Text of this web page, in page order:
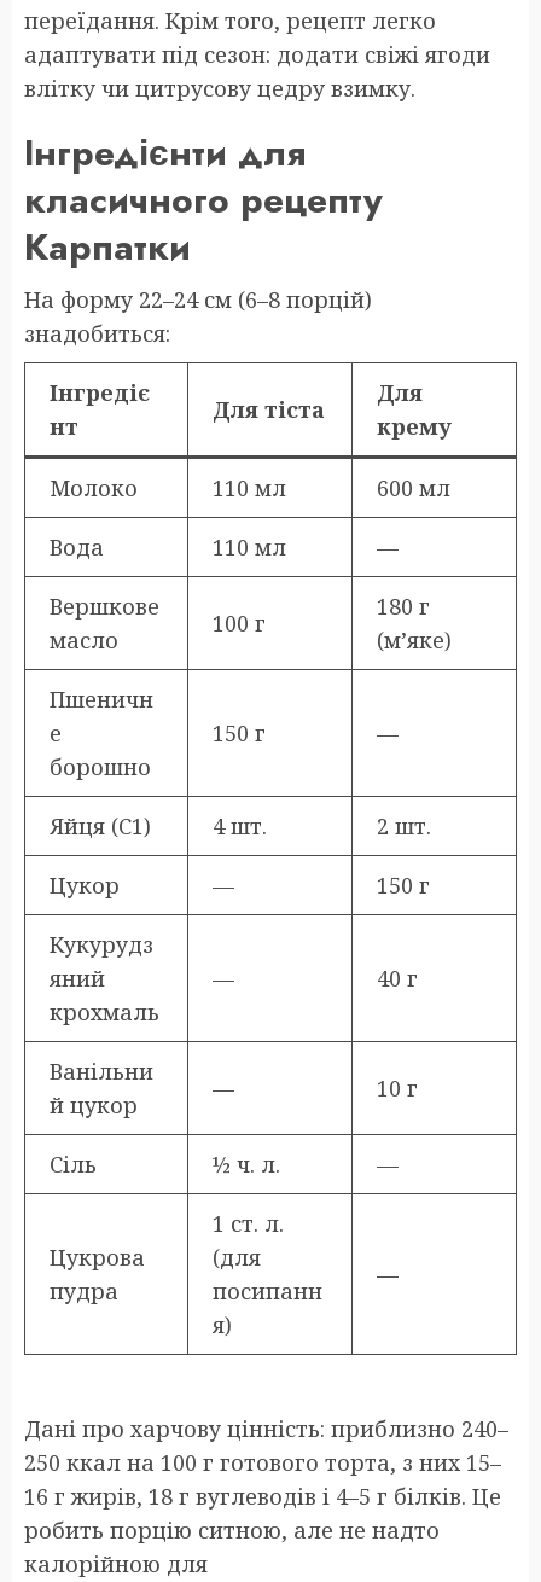
переїдання. Крім того, рецепт легко
адаптувати під сезон: додати свіжі ягоди
влітку чи цитрусову цедру взимку.
Інгредієнти для
класичного рецепту
Карпатки
На форму 22–24 см (6–8 порцій)
знадобиться:
Інгредіє
нт
Для тіста
Для
крему
Молоко 110 мл 600 мл
Вода 110 мл —
Вершкове
масло
100 г
180 г
(м’яке)
Пшеничн
е
борошно
150 г —
Яйця (С1) 4 шт. 2 шт.
Цукор — 150 г
Кукурудз
яний
крохмаль
— 40 г
Ванільни
й цукор
— 10 г
Сіль ½ ч. л. —
Цукрова
пудра
1 ст. л.
(для
посипанн
я)
—
Дані про харчову цінність: приблизно 240–
250 ккал на 100 г готового торта, з них 15–
16 г жирів, 18 г вуглеводів і 4–5 г білків. Це
робить порцію ситною, але не надто
калорійною для